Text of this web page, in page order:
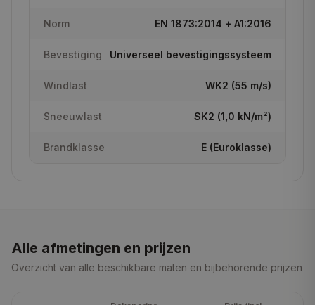
Norm EN 1873:2014 + A1:2016
Bevestiging Universeel bevestigingssysteem
Windlast WK2 (55 m/s)
Sneeuwlast SK2 (1,0 kN/m²)
Brandklasse E (Euroklasse)
Alle afmetingen en prijzen
Overzicht van alle beschikbare maten en bijbehorende prijzen